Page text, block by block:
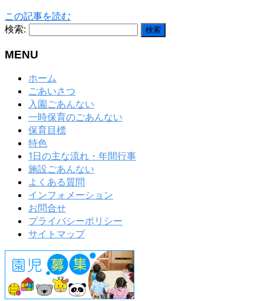
この記事を読む
検索:
MENU
ホーム
ごあいさつ
入園ごあんない
一時保育のごあんない
保育目標
特色
1日の主な流れ・年間行事
施設ごあんない
よくある質問
インフォメーション
お問合せ
プライバシーポリシー
サイトマップ